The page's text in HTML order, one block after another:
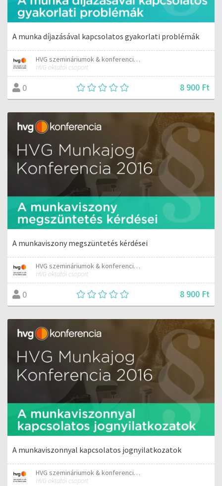
A munka díjazásával kapcsolatos gyakorlati problémák
HVG szemináriumok & konferenciák
HVG oktatói csoport
0 8 900 Ft
A munkaviszony megszüntetés kérdései
HVG szemináriumok & konferenciák
HVG oktatói csoport
0 8 900 Ft
A munkaviszonnyal kapcsolatos jognyilatkozatok
HVG szemináriumok & konferenciák
HVG oktatói csoport